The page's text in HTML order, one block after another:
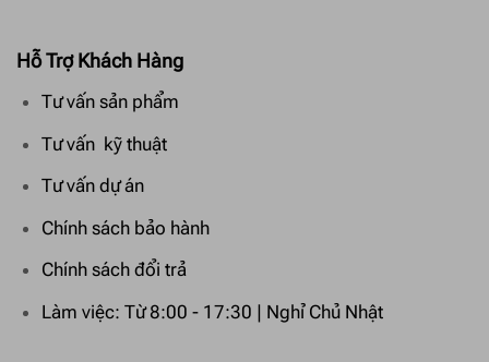
Hỗ Trợ Khách Hàng
Tư vấn sản phẩm
Tư vấn kỹ thuật
Tư vấn dự án
Chính sách bảo hành
Chính sách đổi trả
Làm việc: Từ 8:00 - 17:30 | Nghỉ Chủ Nhật